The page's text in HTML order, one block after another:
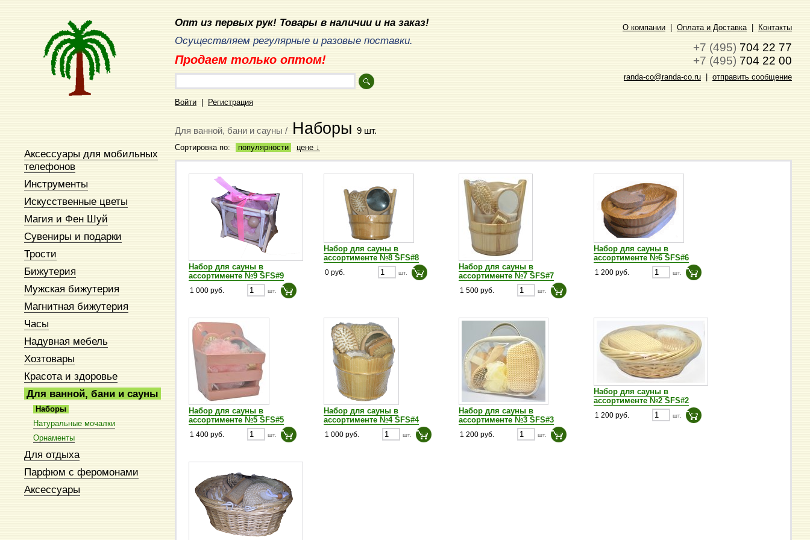
Аксессуары для мобильных
телефонов
Инструменты
Искусственные цветы
Магия и Фен Шуй
Сувениры и подарки
Трости
Бижутерия
Мужская бижутерия
Магнитная бижутерия
Часы
Надувная мебель
Хозтовары
Красота и здоровье
Для ванной, бани и сауны
Наборы
Натуральные мочалки
Орнаменты
Для отдыха
Парфюм с феромонами
Аксессуары
Опт из первых рук! Товары в наличии и на заказ!
Осуществляем регулярные и разовые поставки.
Продаем только оптом!
Войти Регистрация
О компании Оплата и Доставка| Контакты
+7 (495) 704 22 77
+7 (495) 704 22 00
randa-co@randa-co.ru отправить сообщение
Для ванной, бани и сауны / Наборы 9 шт.
Сортировка по: популярности цене ↓
Набор для сауны в
ассортименте №9 SFS#9
1 000 руб. шт.
Набор для сауны в
ассортименте №8 SFS#8
0 руб. шт.
Набор для сауны в
ассортименте №7 SFS#7
1 500 руб. шт.
Набор для сауны в
ассортименте №6 SFS#6
1 200 руб. шт.
Набор для сауны в
ассортименте №5 SFS#5
1 400 руб. шт.
Набор для сауны в
ассортименте №4 SFS#4
1 000 руб. шт.
Набор для сауны в
ассортименте №3 SFS#3
1 200 руб. шт.
Набор для сауны в
ассортименте №2 SFS#2
1 200 руб. шт.